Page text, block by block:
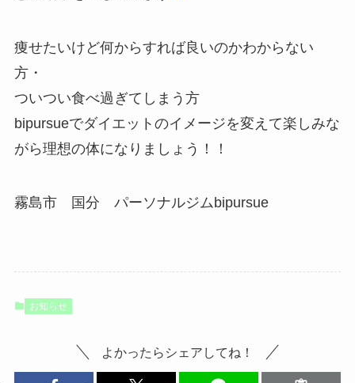
痩せたいけど何からすれば良いのかわからない
方・
ついつい食べ過ぎてしまう方
bipursueでダイエットのイメージを変えて楽しみな
がら理想の体になりましょう！！
霧島市 国分 パーソナルジムbipursue
お知らせ
よかったらシェアしてね！